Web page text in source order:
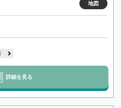
地図
詳細を見る